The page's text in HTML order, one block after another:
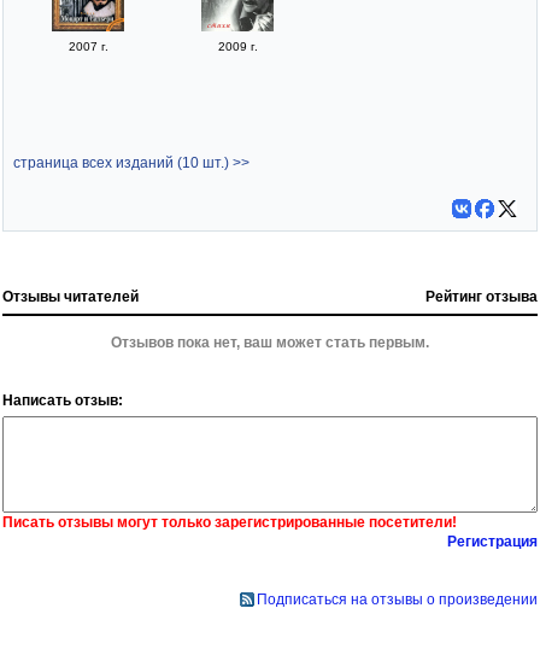
2007 г. 2009 г.
страница всех изданий (10 шт.) >>
Отзывы читателей Рейтинг отзыва
Отзывов пока нет, ваш может стать первым.
Написать отзыв:
Писать отзывы могут только зарегистрированные посетители!
Регистрация
Подписаться на отзывы о произведении